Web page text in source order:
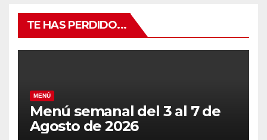
TE HAS PERDIDO...
MENÚ
Menú semanal del 3 al 7 de
Agosto de 2026